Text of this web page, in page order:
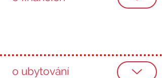
o ubytování